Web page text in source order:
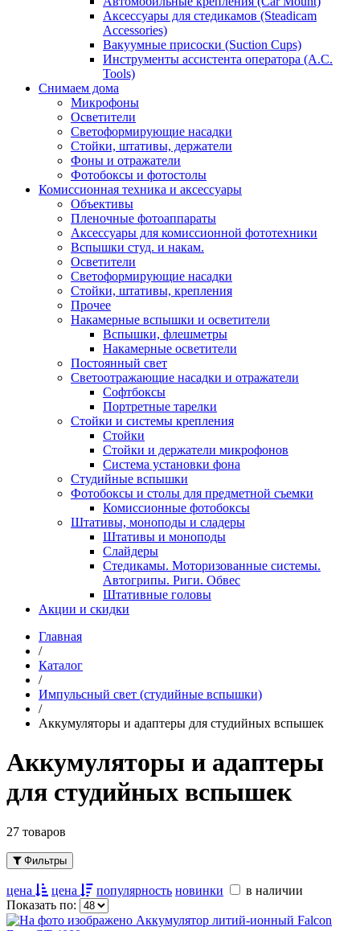
Аксессуары для стедикамов (Steadicam
Accessories)
Вакуумные присоски (Suction Cups)
Инструменты ассистента оператора (A.C.
Tools)
Снимаем дома
Микрофоны
Осветители
Светоформирующие насадки
Стойки, штативы, держатели
Фоны и отражатели
Фотобоксы и фотостолы
Комиссионная техника и аксессуары
Объективы
Пленочные фотоаппараты
Аксессуары для комиссионной фототехники
Вспышки студ. и накам.
Осветители
Светоформирующие насадки
Стойки, штативы, крепления
Прочее
Накамерные вспышки и осветители
Вспышки, флешметры
Накамерные осветители
Постоянный свет
Светоотражающие насадки и отражатели
Софтбоксы
Портретные тарелки
Стойки и системы крепления
Стойки
Стойки и держатели микрофонов
Система установки фона
Студийные вспышки
Фотобоксы и столы для предметной съемки
Комиссионные фотобоксы
Штативы, моноподы и сладеры
Штативы и моноподы
Слайдеры
Стедикамы. Моторизованные системы.
Автогрипы. Риги. Обвес
Штативные головы
Акции и скидки
Главная
/
Каталог
/
Импульсный свет (студийные вспышки)
/
Аккумуляторы и адаптеры для студийных вспышек
Аккумуляторы и адаптеры
для студийных вспышек
27 товаров
Фильтры
цена цена популярность новинки
в наличии
Показать по: